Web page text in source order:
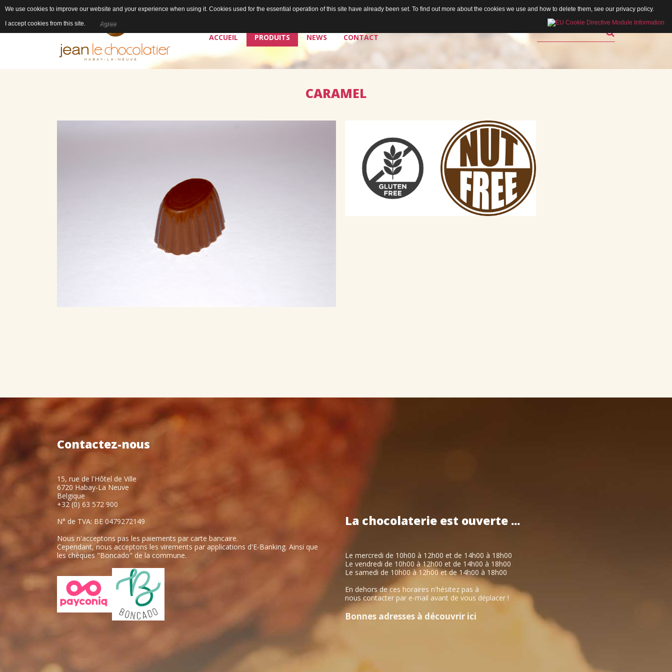
ACCUEIL PRODUITS
Les chocolats de Jean
NEWS CONTACT
Rechercher
CARAMEL
Contactez-nous
15, rue de l'Hôtel de Ville
6720 Habay-La Neuve
Belgique
+32 (0) 63 572 900
N° de TVA: BE 0479272149
Nous n'acceptons pas les paiements par carte bancaire.
Cependant, nous acceptons les virements par applications d'E-Banking. Ainsi que
les chèques "Boncado" de la commune.
La chocolaterie est ouverte ...
Le mercredi de 10h00 à 12h00 et de 14h00 à 18h00
Le vendredi de 10h00 à 12h00 et de 14h00 à 18h00
Le samedi de 10h00 à 12h00 et de 14h00 à 18h00
En dehors de ces horaires n'hésitez pas à
nous contacter par e-mail avant de vous déplacer !
Bonnes adresses à découvrir ici
We use cookies to improve our website and your experience when using it. Cookies used for the essential operation of this site have already been set. To find out more about the cookies we use and how to delete them, see our privacy policy.
I accept cookies from this site. Agree